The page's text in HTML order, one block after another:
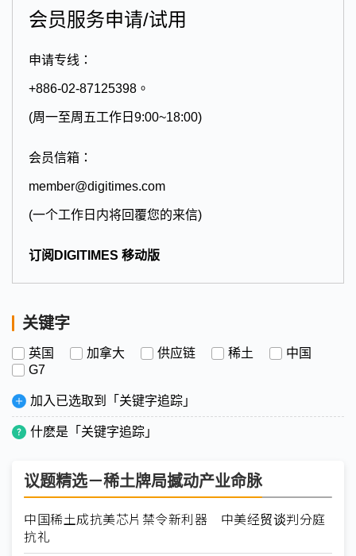
会员服务申请/试用
申请专线：
+886-02-87125398。
(周一至周五工作日9:00~18:00)
会员信箱：
member@digitimes.com
(一个工作日内将回覆您的来信)
订阅DIGITIMES 移动版
关键字
英国 加拿大 供应链 稀土
中国
G7
加入已选取到「关键字追踪」
什麽是「关键字追踪」
议题精选－稀土牌局撼动产业命脉
中国稀土成抗美芯片禁令新利器 中美经贸谈判分庭
抗礼